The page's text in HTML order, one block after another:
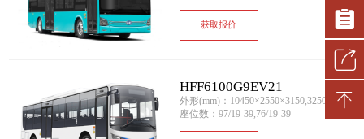
获取报价
HFF6100G9EV21
外形(mm)：10450×2550×3150,3250
座位数：97/19-39,76/19-39